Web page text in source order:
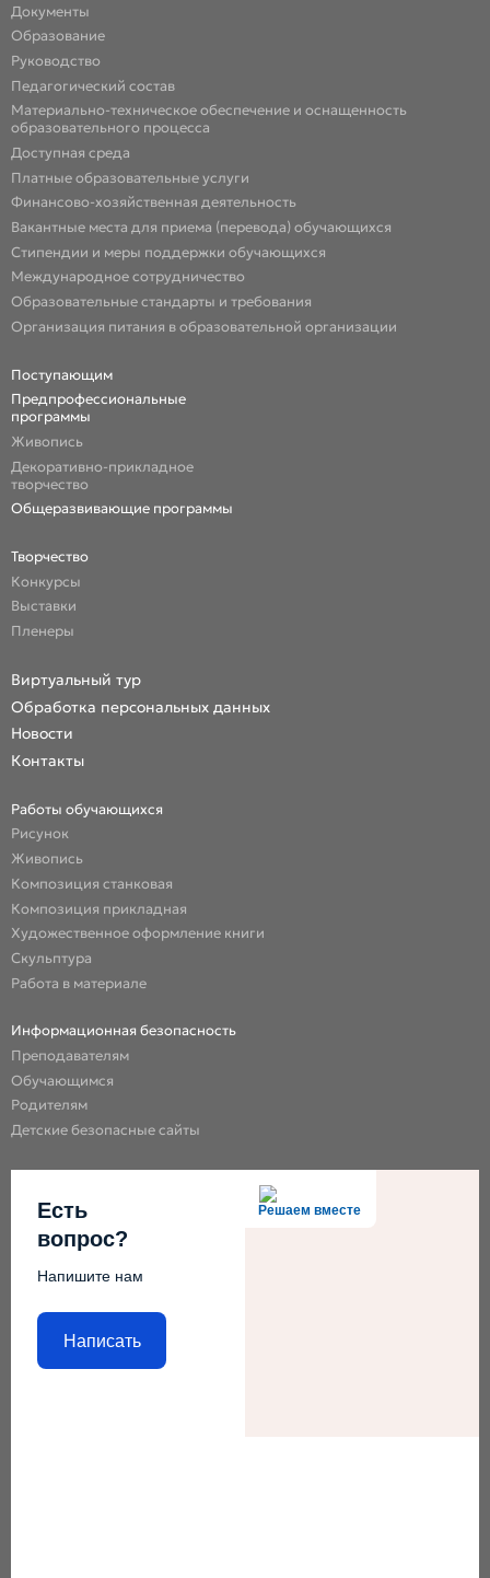
Документы
Образование
Руководство
Педагогический состав
Материально-техническое обеспечение и оснащенность
образовательного процесса
Доступная среда
Платные образовательные услуги
Финансово-хозяйственная деятельность
Вакантные места для приема (перевода) обучающихся
Стипендии и меры поддержки обучающихся
Международное сотрудничество
Образовательные стандарты и требования
Организация питания в образовательной организации
Поступающим
Предпрофессиональные
программы
Живопись
Декоративно-прикладное
творчество
Общеразвивающие программы
Творчество
Конкурсы
Выставки
Пленеры
Виртуальный тур
Обработка персональных данных
Новости
Контакты
Работы обучающихся
Рисунок
Живопись
Композиция станковая
Композиция прикладная
Художественное оформление книги
Скульптура
Работа в материале
Информационная безопасность
Преподавателям
Обучающимся
Родителям
Детские безопасные сайты
Решаем вместе
Есть
вопрос?
Напишите нам
Написать